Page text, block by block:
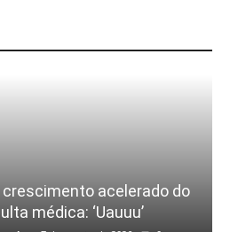
acelerado do
médica: ‘Uauuu’